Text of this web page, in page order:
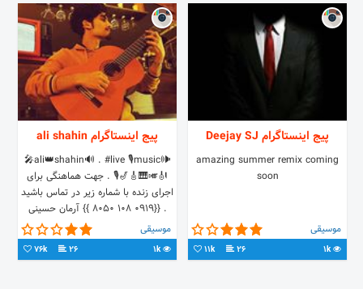
پیج اینستاگرام Deejay SJ
amazing summer remix coming
soon
موسیقی
1k
26
11k
پیج اینستاگرام ali shahin
🕪ali👑shahin🔊 . #live 🎙music🎤
🎻🎺🎹🎸🎷🎙 . جهت هماهنگی برای
اجرای زنده با شماره زیر در تماس باشید
. {{0919 108 8050 }} آرمان حسینی
پکیج های تبلیغاتی و‌تیزر پذیرفته میشود
موسیقی
1k
26
76k